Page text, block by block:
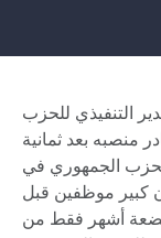
التنفيذي للحزب
منصبه بعد ثمانية
الجمهوري في
كبير موظفين قبل
بضعة أشهر فقط من